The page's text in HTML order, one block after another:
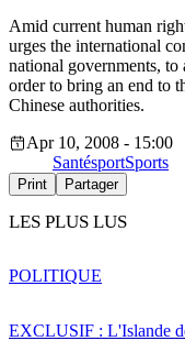
Amid current human
urges the international
national governments, to
order to bring an end to
Chinese authorities.
Apr 10, 2008 - 15:00
SantésportSports
Print Partager
LES PLUS LUS
EXCLUSIF : L'Islande
POLITIQUE